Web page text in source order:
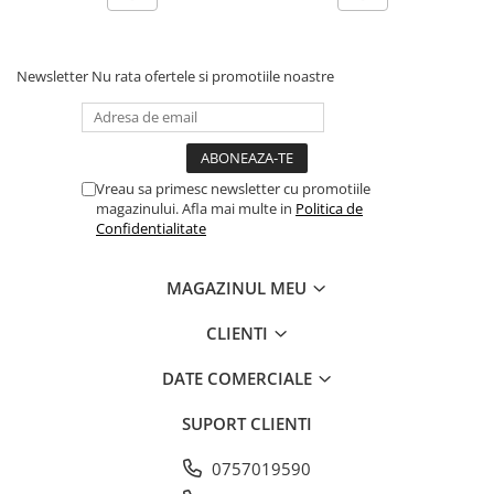
Se da la frigider dupa deschidere si se serveste
cat mai repede.
Newsletter Nu rata ofertele si promotiile noastre
Vreau sa primesc newsletter cu promotiile
magazinului. Afla mai multe in Politica de
Confidentialitate
MAGAZINUL MEU
CLIENTI
DATE COMERCIALE
SUPORT CLIENTI
0757019590